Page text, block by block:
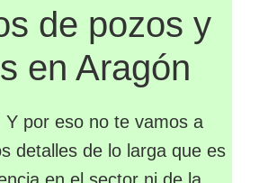
de pozos y
en Aragón
Y por eso no te vamos a
detalles de lo larga que es